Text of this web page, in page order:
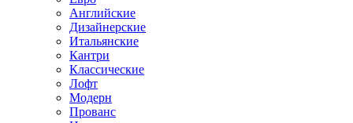
Английские
Дизайнерские
Итальянские
Кантри
Классические
Лофт
Модерн
Прованс